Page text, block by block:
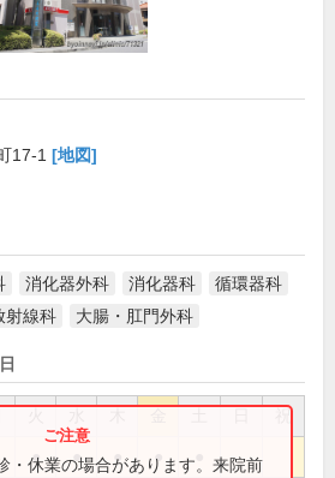
17-1 [地図]
消化器外科 消化器科
循環器科
射線科 大腸・肛門外科
祝
● ● ● ●
・休業の場合があります。来院前